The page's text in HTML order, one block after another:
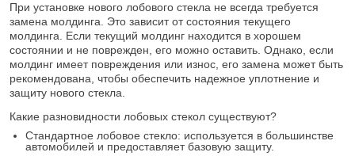
При установке нового лобового стекла не всегда требуется
замена молдинга. Это зависит от состояния текущего
молдинга. Если текущий молдинг находится в хорошем
состоянии и не поврежден, его можно оставить. Однако, если
молдинг имеет повреждения или износ, его замена может быть
рекомендована, чтобы обеспечить надежное уплотнение и
защиту нового стекла.
Какие разновидности лобовых стекол существуют?
Стандартное лобовое стекло: используется в большинстве
автомобилей и предоставляет базовую защиту.